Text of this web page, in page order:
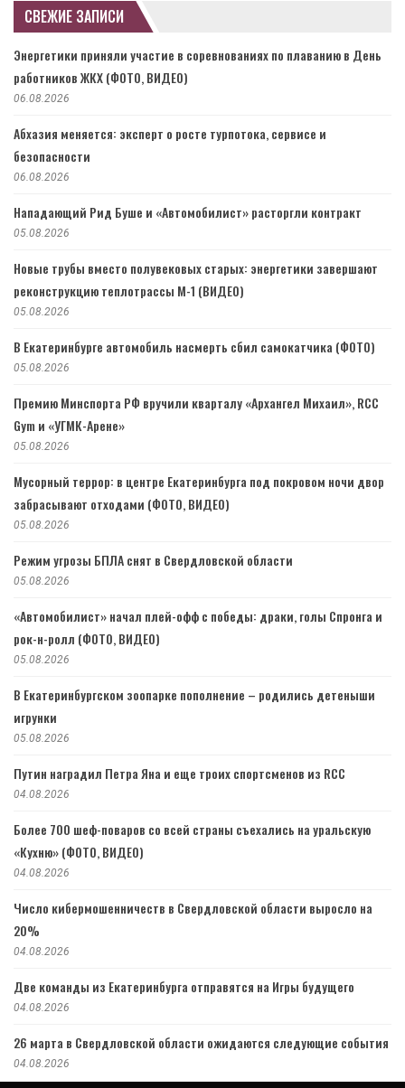
СВЕЖИЕ ЗАПИСИ
Энергетики приняли участие в соревнованиях по плаванию в День
работников ЖКХ (ФОТО, ВИДЕО)
06.08.2026
Абхазия меняется: эксперт о росте турпотока, сервисе и
безопасности
06.08.2026
Нападающий Рид Буше и «Автомобилист» расторгли контракт
05.08.2026
Новые трубы вместо полувековых старых: энергетики завершают
реконструкцию теплотрассы М-1 (ВИДЕО)
05.08.2026
В Екатеринбурге автомобиль насмерть сбил самокатчика (ФОТО)
05.08.2026
Премию Минспорта РФ вручили кварталу «Архангел Михаил», RCC
Gym и «УГМК-Арене»
05.08.2026
Мусорный террор: в центре Екатеринбурга под покровом ночи двор
забрасывают отходами (ФОТО, ВИДЕО)
05.08.2026
Режим угрозы БПЛА снят в Свердловской области
05.08.2026
«Автомобилист» начал плей-офф с победы: драки, голы Спронга и
рок-н-ролл (ФОТО, ВИДЕО)
05.08.2026
В Екатеринбургском зоопарке пополнение – родились детеныши
игрунки
05.08.2026
Путин наградил Петра Яна и еще троих спортсменов из RCC
04.08.2026
Более 700 шеф-поваров со всей страны съехались на уральскую
«Кухню» (ФОТО, ВИДЕО)
04.08.2026
Число кибермошенничеств в Свердловской области выросло на
20%
04.08.2026
Две команды из Екатеринбурга отправятся на Игры будущего
04.08.2026
26 марта в Свердловской области ожидаются следующие события
04.08.2026